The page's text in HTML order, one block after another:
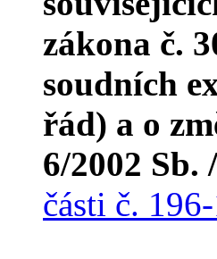
zákona č.
soudních
řád) a o
6/2002
části č.